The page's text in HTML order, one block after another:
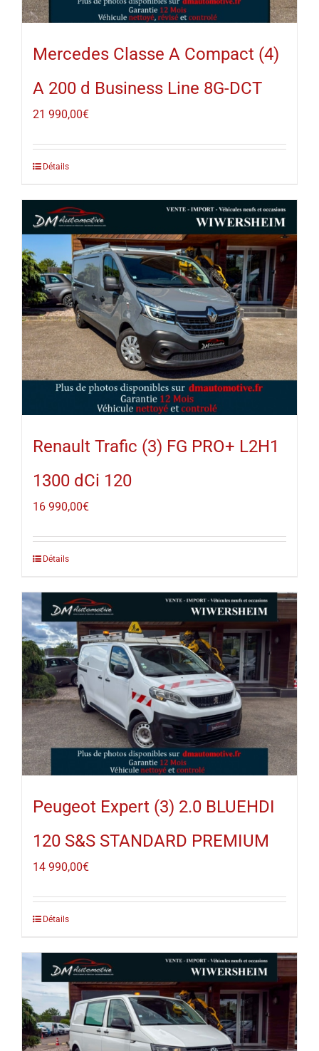
Mercedes Classe A Compact (4)
A 200 d Business Line 8G-DCT
21 990,00€
Détails
Renault Trafic (3) FG PRO+ L2H1
1300 dCi 120
16 990,00€
Détails
Peugeot Expert (3) 2.0 BLUEHDI
120 S&S STANDARD PREMIUM
14 990,00€
Détails